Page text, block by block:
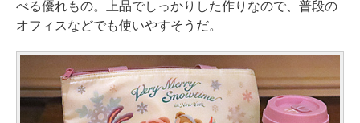
べる優れもの。上品でしっかりした作りなので、普段の
オフィスなどでも使いやすそうだ。